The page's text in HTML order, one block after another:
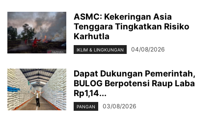
ASMC: Kekeringan Asia
Tenggara Tingkatkan Risiko
Karhutla
IKLIM & LINGKUNGAN 04/08/2026
Dapat Dukungan Pemerintah,
BULOG Berpotensi Raup Laba
Rp1,14...
PANGAN 03/08/2026